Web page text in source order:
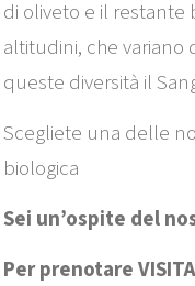
di oliveto e il restante
altitudini, che variano
queste diversità il
Scegliete una delle
biologica
Sei un’ospite del
Per prenotare